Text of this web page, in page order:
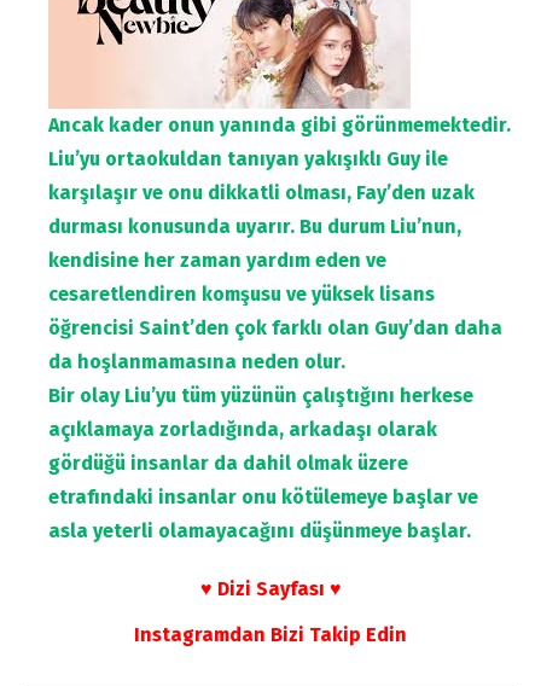
Ancak kader onun yanında gibi görünmemektedir.
Liu’yu ortaokuldan tanıyan yakışıklı Guy ile
karşılaşır ve onu dikkatli olması, Fay’den uzak
durması konusunda uyarır. Bu durum Liu’nun,
kendisine her zaman yardım eden ve
cesaretlendiren komşusu ve yüksek lisans
öğrencisi Saint’den çok farklı olan Guy’dan daha
da hoşlanmamasına neden olur.
Bir olay Liu’yu tüm yüzünün çalıştığını herkese
açıklamaya zorladığında, arkadaşı olarak
gördüğü insanlar da dahil olmak üzere
etrafındaki insanlar onu kötülemeye başlar ve
asla yeterli olamayacağını düşünmeye başlar.
♥ Dizi Sayfası ♥
Instagramdan Bizi Takip Edin